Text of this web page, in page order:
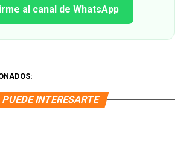
al canal de WhatsApp
PUEDE INTERESARTE